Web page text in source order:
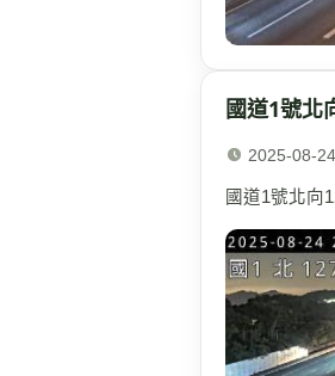
國道1號北
2025-08-
國道1號北向